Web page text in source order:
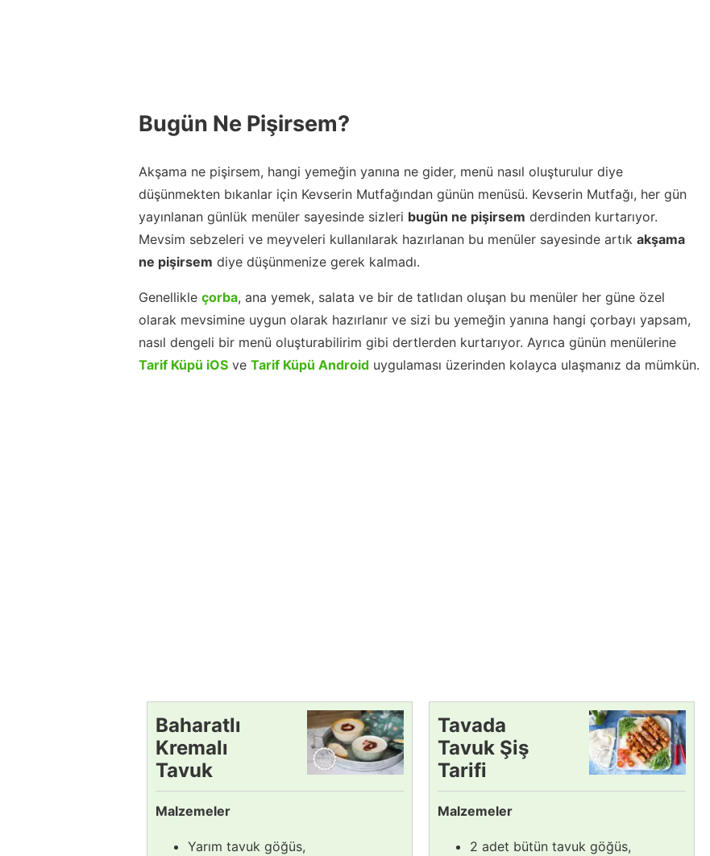
Bugün Ne Pişirsem?
Akşama ne pişirsem, hangi yemeğin yanına ne gider, menü nasıl oluşturulur diye
düşünmekten bıkanlar için Kevserin Mutfağından günün menüsü. Kevserin Mutfağı, her gün
yayınlanan günlük menüler sayesinde sizleri bugün ne pişirsem derdinden kurtarıyor.
Mevsim sebzeleri ve meyveleri kullanılarak hazırlanan bu menüler sayesinde artık akşama
ne pişirsem diye düşünmenize gerek kalmadı.
Genellikle çorba, ana yemek, salata ve bir de tatlıdan oluşan bu menüler her güne özel
olarak mevsimine uygun olarak hazırlanır ve sizi bu yemeğin yanına hangi çorbayı yapsam,
nasıl dengeli bir menü oluşturabilirim gibi dertlerden kurtarıyor. Ayrıca günün menülerine
Tarif Küpü iOS ve Tarif Küpü Android uygulaması üzerinden kolayca ulaşmanız da mümkün.
Baharatlı
Kremalı
Tavuk
Çorbası
Tarifi
Malzemeler
Yarım tavuk göğüs,
Tavada
Tavuk Şiş
Tarifi
Malzemeler
2 adet bütün tavuk göğüs,